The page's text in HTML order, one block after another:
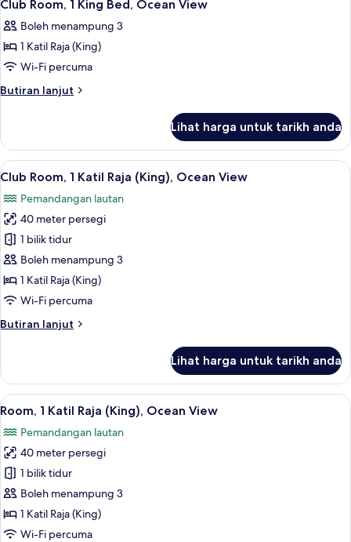
bilik
semua
foto
untuk
Club
Room,
Bed,
Ocean
View
Club Room, 1 King Bed, Ocean View
Boleh menampung 3
1 Katil Raja (King)
Wi-Fi percuma
Butiran lanjut
Butiran
Room,
King
Ocean
View
Lihat harga untuk tarikh anda
Lihat
semua
foto
untuk
Club
Room,
1
Katil
(King),
Bar mini, peti besi dalam bilik, ruang
6
Club Room, 1 Katil Raja (King), Ocean View
Pemandangan lautan
40 meter persegi
1 bilik tidur
Boleh menampung 3
1 Katil Raja (King)
Wi-Fi percuma
Butiran lanjut
Butiran
Room,
Katil
(King),
Ocean
View
Lihat harga untuk tarikh anda
Lihat
semua
foto
untuk
Room,
1
Katil
Raja
Bar mini, peti besi dalam bilik, ruang
7
Room, 1 Katil Raja (King), Ocean View
Pemandangan lautan
40 meter persegi
1 bilik tidur
Boleh menampung 3
1 Katil Raja (King)
Wi-Fi percuma